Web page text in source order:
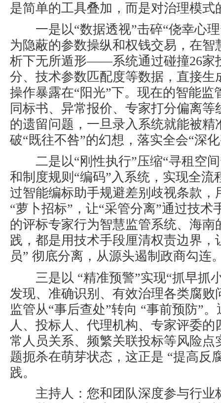
是简单的工具叠加，而是对治理模式
一是以“数据透视”击碎“侥幸心
为隐蔽的参数操纵和权钱交易，在智
析下无所遁形——系统通过碰撞26家
分、技术参数匹配度等数据，直接生
操作暴露在“阳光”下。现在的智能监
同标书、异常报价、专家打分偏离
的遗留问题，一旦录入系统就能被精
破“既往不咎”的幻想，落实全会“深
二是以“刚性执行”压缩“寻租空
和制度规则“编码”入系统，实现全流
过智能编标助手规避差别歧视条款，
“萝卜招标”，让“采管分离”通过技术
的评标专家行为智慧监管系统、海南
践，都是用技术手段厘清权责边界，
员” 彻底分离，从源头遏制政商勾连
三是 以 “精准预警”实现“抓早抓
发现、准确识别、有效治理各类腐败
监管从“事后查处”转向 “事前预防”
人、投标人、代理机构、专家评委
常人员关系、频繁关联投标等风险点
题扼杀在萌芽状态，这正是 “提高反
践。
主持人 ：您和团队深度参与行